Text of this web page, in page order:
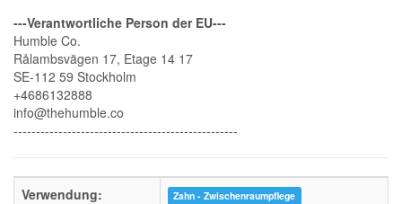
---Verantwortliche Person der EU---
Humble Co.
Rålambsvägen 17, Etage 14 17
SE-112 59 Stockholm
+4686132888
info@thehumble.co
--------------------------------------------------
Verwendung: Zahn - Zwischenraumpflege